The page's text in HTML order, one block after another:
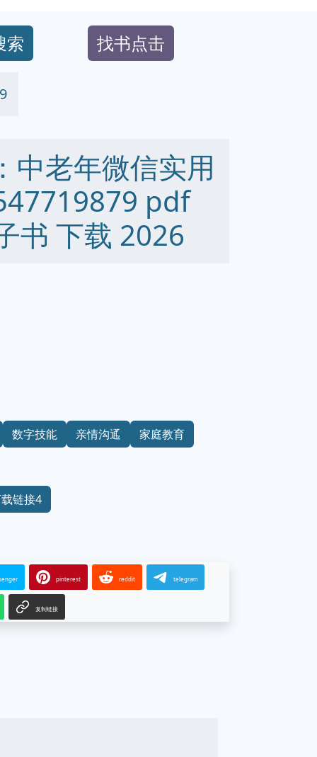
索 找书点击
中老年微信实用
pdf
书 下载 2026
数字技能 亲情沟通 家庭教育
链接4
pinterest reddit telegram
复制链接